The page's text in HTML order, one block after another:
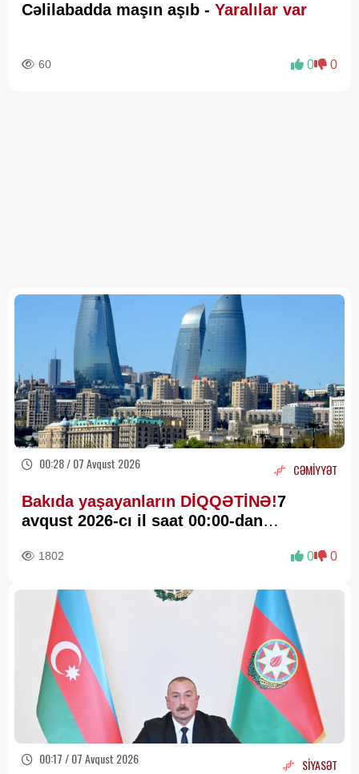
Cəlilabadda maşın aşıb - Yaralılar var
60 0 0
00:28 / 07 Avqust 2026 CƏMİYYƏT
Bakıda yaşayanların DİQQƏTİNƏ!7
avqust 2026-cı il saat 00:00-dan
1802 0 0
00:17 / 07 Avqust 2026 SİYASƏT